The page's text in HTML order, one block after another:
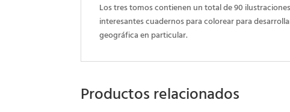
Los tres tomos contienen un total de 90
interesantes cuadernos para colorear para
geográfica en particular.
Productos relacionados